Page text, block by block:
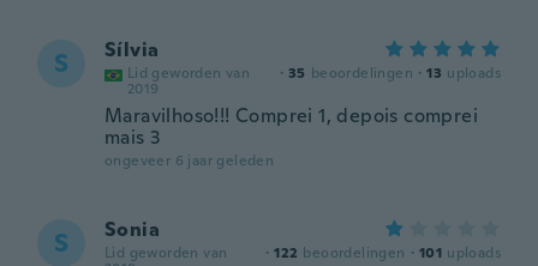
S Sílvia
Lid geworden van
2019
· 35 beoordelingen · 13 uploads
Maravilhoso!!! Comprei 1, depois comprei
mais 3
ongeveer 6 jaar geleden
S Sonia
Lid geworden van
· 122 beoordelingen · 101 uploads